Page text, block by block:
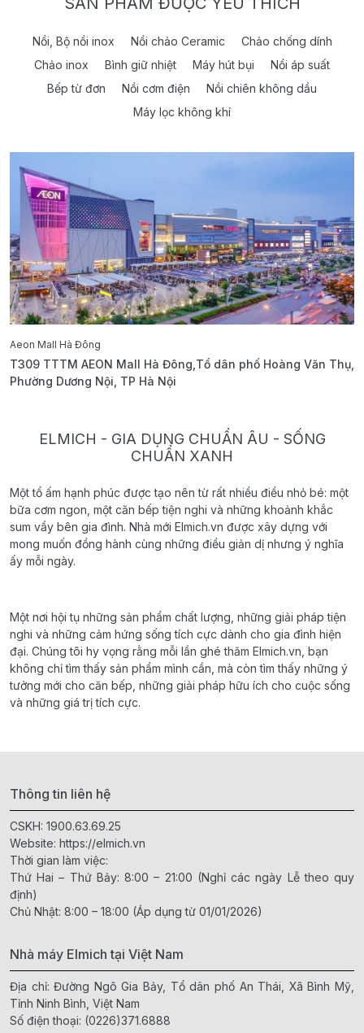
Nồi, Bộ nồi inox Nồi chảo Ceramic
Chảo chống dính
Chảo inox
Bình giữ nhiệt Máy hút bụi
Nồi áp suất
Bếp từ đơn
Nồi cơm điện
Nồi chiên không dầu
Máy lọc không khí
Aeon Mall Hà Đông
T309 TTTM AEON Mall Hà Đông,Tổ dân phố Hoàng Văn Thụ,
Phường Dương Nội, TP Hà Nội
ELMICH - GIA DỤNG CHUẨN ÂU - SỐNG
CHUẨN XANH
Một tổ ấm hạnh phúc được tạo nên từ rất nhiều điều nhỏ bé: một
bữa cơm ngon, một căn bếp tiện nghi và những khoảnh khắc
sum vầy bên gia đình. Nhà mới Elmich.vn được xây dựng với
mong muốn đồng hành cùng những điều giản dị nhưng ý nghĩa
ấy mỗi ngày.
Một nơi hội tụ những sản phẩm chất lượng, những giải pháp tiện
nghi và những cảm hứng sống tích cực dành cho gia đình hiện
đại. Chúng tôi hy vọng rằng mỗi lần ghé thăm Elmich.vn, bạn
không chỉ tìm thấy sản phẩm mình cần, mà còn tìm thấy những ý
tưởng mới cho căn bếp, những giải pháp hữu ích cho cuộc sống
và những giá trị tích cực.
Thông tin liên hệ
CSKH: 1900.63.69.25
Website: https://elmich.vn
Thời gian làm việc:
Thứ Hai – Thứ Bảy: 8:00 – 21:00 (Nghỉ các ngày Lễ theo quy
định)
Chủ Nhật: 8:00 – 18:00 (Áp dụng từ 01/01/2026)
Nhà máy Elmich tại Việt Nam
Địa chỉ: Đường Ngô Gia Bảy, Tổ dân phố An Thái, Xã Bình Mỹ,
Tỉnh Ninh Bình, Việt Nam
Số điện thoại: (0226)371.6888